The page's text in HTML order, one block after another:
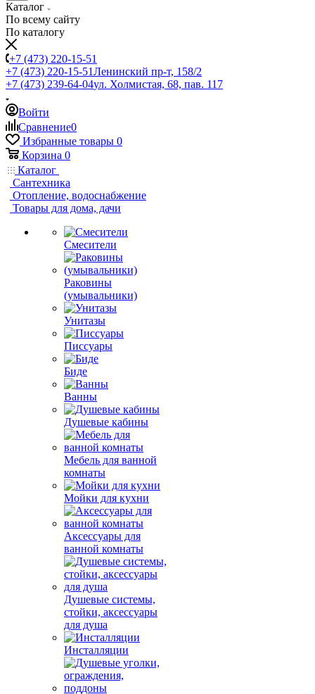
Каталог
По всему сайту
По каталогу
+7 (473) 220-15-51
+7 (473) 220-15-51Ленинский пр-т, 158/2
+7 (473) 239-64-04ул. Холмистая, 68, пав. 117
Войти
Сравнение0
Избранные товары 0
Корзина 0
Каталог
Сантехника
Отопление, водоснабжение
Товары для дома, дачи
Смесители
Раковины
(умывальники)
Унитазы
Писсуары
Биде
Ванны
Душевые кабины
Мебель для ванной
комнаты
Мойки для кухни
Аксессуары для
ванной комнаты
Душевые системы,
стойки, аксессуары
для душа
Инсталляции